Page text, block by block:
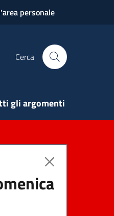
personale
Cerca
gli argomenti